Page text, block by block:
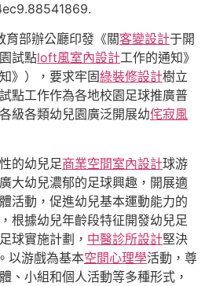
部辦公廳印發《關客變設計于開
試點loft風室內設計工作的通知》
知》），要求牢固綠裝修設計樹立
點工作作為各地校園足球推廣普
級各類幼兒園廣泛開展幼侘寂風
的幼兒足商業空間室內設計球游
廣大幼兒濃郁的足球興趣，開展適
活動，促進幼兒基本運動能力的
根據幼兒年齡段特征開發幼兒足
球實施計劃， 中醫診所設計堅決
以游戲為基本空間心理學活動，尊
、小組和個人活動等多種形式，